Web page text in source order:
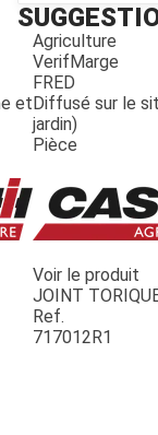
et
Agriculture
VerifMarge
FRED
Diffusé sur le
jardin)
Pièce
Voir le produit
JOINT
Ref.
717012R1